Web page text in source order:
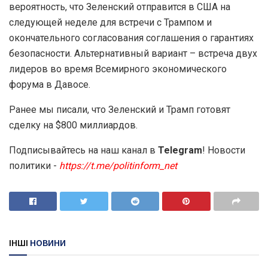
вероятность, что Зеленский отправится в США на
следующей неделе для встречи с Трампом и
окончательного согласования соглашения о гарантиях
безопасности. Альтернативный вариант – встреча двух
лидеров во время Всемирного экономического
форума в Давосе.
Ранее мы писали, что Зеленский и Трамп готовят
сделку на $800 миллиардов.
Подписывайтесь на наш канал в Telegram! Новости
политики - https://t.me/politinform_net
ІНШІ НОВИНИ